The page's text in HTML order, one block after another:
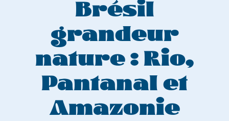
Brésil
grandeur
nature : Rio,
Pantanal et
Amazonie